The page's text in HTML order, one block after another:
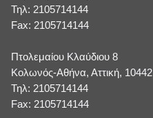
Τηλ: 2105714144
Fax: 2105714144
Πτολεμαίου Κλαύδιου 8
Κολωνός-Αθήνα, Αττική, 10442
Τηλ: 2105714144
Fax: 2105714144